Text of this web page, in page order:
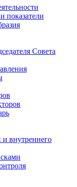
показатели
Совета
внутреннего